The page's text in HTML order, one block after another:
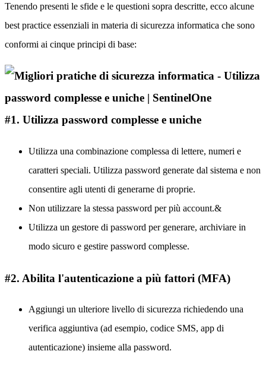
Tenendo presenti le sfide e le questioni sopra descritte, ecco alcune
best practice essenziali in materia di sicurezza informatica che sono
conformi ai cinque principi di base:
#1. Utilizza password complesse e uniche
Utilizza una combinazione complessa di lettere, numeri e
caratteri speciali. Utilizza password generate dal sistema e non
consentire agli utenti di generarne di proprie.
Non utilizzare la stessa password per più account.&
Utilizza un gestore di password per generare, archiviare in
modo sicuro e gestire password complesse.
#2. Abilita l'autenticazione a più fattori (MFA)
Aggiungi un ulteriore livello di sicurezza richiedendo una
verifica aggiuntiva (ad esempio, codice SMS, app di
autenticazione) insieme alla password.